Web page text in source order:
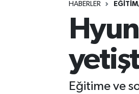
HABERLER
Eğitime ve
HABERLER